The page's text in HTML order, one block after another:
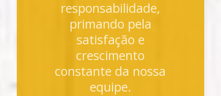
responsabilidade,
primando pela
satisfação e
crescimento
constante da nossa
equipe.